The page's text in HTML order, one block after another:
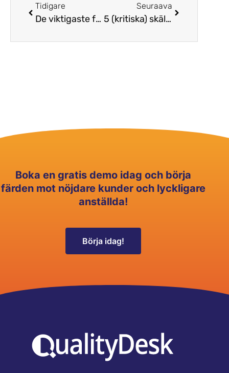
Tidigare
De viktigaste funktionerna i kvalitetssäkringssystemet för kontaktcenter
Seuraava
5 (kritiska) skäl att integrera kvalitetsledningssystemet i kundservicesystemet
Boka en gratis demo idag och börja
färden mot nöjdare kunder och lyckligare
anställda!
Börja idag!